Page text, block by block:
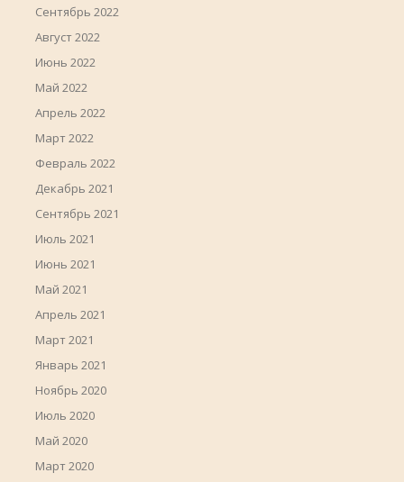
Сентябрь 2022
Август 2022
Июнь 2022
Май 2022
Апрель 2022
Март 2022
Февраль 2022
Декабрь 2021
Сентябрь 2021
Июль 2021
Июнь 2021
Май 2021
Апрель 2021
Март 2021
Январь 2021
Ноябрь 2020
Июль 2020
Май 2020
Март 2020